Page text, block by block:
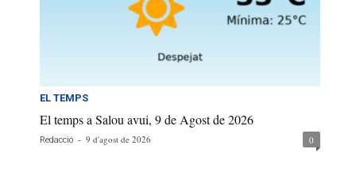
EL TEMPS
El temps a Salou avui, 9 de Agost de 2026
Redacció - 9 d'agost de 2026 0